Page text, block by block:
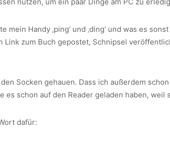
Handy ‚ping‘ und ‚ding‘ und was es
zum Buch gepostet, Schnipsel
Socken gehauen. Dass ich außerdem
es schon auf den Reader geladen haben,
dafür: